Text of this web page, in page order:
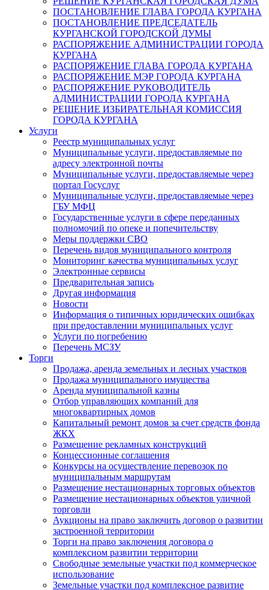
ПОСТАНОВЛЕНИЕ ГЛАВА ГОРОДА КУРГАНА
ПОСТАНОВЛЕНИЕ ПРЕДСЕДАТЕЛЬ
КУРГАНСКОЙ ГОРОДСКОЙ ДУМЫ
РАСПОРЯЖЕНИЕ АДМИНИСТРАЦИИ ГОРОДА
КУРГАНА
РАСПОРЯЖЕНИЕ ГЛАВА ГОРОДА КУРГАНА
РАСПОРЯЖЕНИЕ МЭР ГОРОДА КУРГАНА
РАСПОРЯЖЕНИЕ РУКОВОДИТЕЛЬ
АДМИНИСТРАЦИИ ГОРОДА КУРГАНА
РЕШЕНИЕ ИЗБИРАТЕЛЬНАЯ КОМИССИЯ
ГОРОДА КУРГАНА
Услуги
Реестр муниципальных услуг
Муниципальные услуги, предоставляемые по
адресу электронной почты
Муниципальные услуги, предоставляемые через
портал Госуслуг
Муниципальные услуги, предоставляемые через
ГБУ МФЦ
Государственные услуги в сфере переданных
полномочий по опеке и попечительству
Меры поддержки СВО
Перечень видов муниципального контроля
Мониторинг качества муниципальных услуг
Электронные сервисы
Предварительная запись
Другая информация
Новости
Информация о типичных юридических ошибках
при предоставлении муниципальных услуг
Услуги по погребению
Перечень МСЗУ
Торги
Продажа, аренда земельных и лесных участков
Продажа муниципального имущества
Аренда муниципальной казны
Отбор управляющих компаний для
многоквартирных домов
Капитальный ремонт домов за счет средств фонда
ЖКХ
Размещение рекламных конструкций
Концессионные соглашения
Конкурсы на осуществление перевозок по
муниципальным маршрутам
Размещение нестационарных торговых объектов
Размещение нестационарных объектов уличной
торговли
Аукционы на право заключить договор о развитии
застроенной территории
Торги на право заключения договора о
комплексном развитии территории
Свободные земельные участки под коммерческое
использование
Земельные участки под комплексное развитие